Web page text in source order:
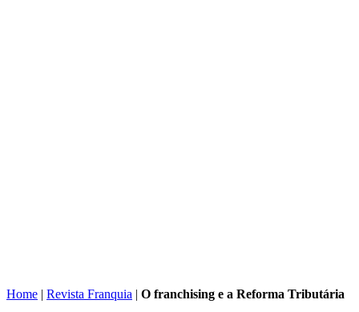
Home | Revista Franquia | O franchising e a Reforma Tributária